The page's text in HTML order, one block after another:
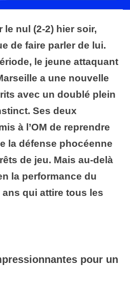
le nul (2-2) hier soir,
de faire parler de lui.
le jeune attaquant
a une nouvelle
avec un doublé plein
Ses deux
à l’OM de reprendre
la défense phocéenne
de jeu. Mais au-delà
la performance du
qui attire tous les
pour un